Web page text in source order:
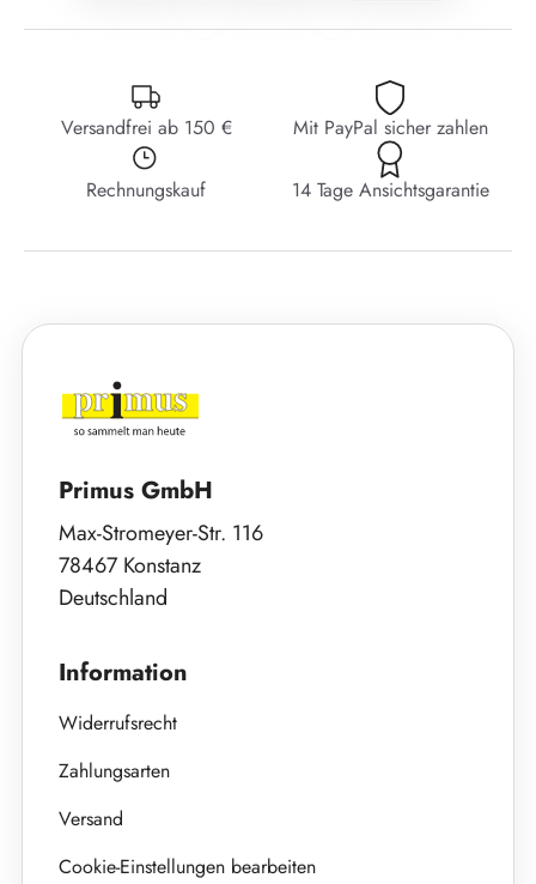
Versandfrei ab 150 € Mit PayPal sicher zahlen
Rechnungskauf 14 Tage Ansichtsgarantie
Primus GmbH
Max-Stromeyer-Str. 116
78467 Konstanz
Deutschland
Information
Widerrufsrecht
Zahlungsarten
Versand
Cookie-Einstellungen bearbeiten